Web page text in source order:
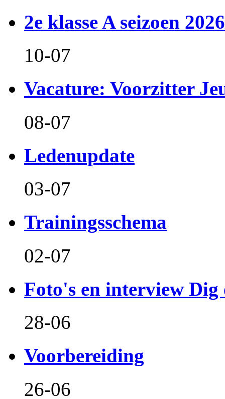
2e klasse A seizoen
10-07
Vacature: Voorzitter
08-07
Ledenupdate
03-07
Trainingsschema
02-07
Foto's en interview Dig
28-06
Voorbereiding
26-06